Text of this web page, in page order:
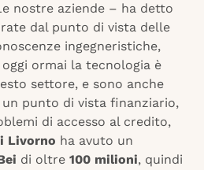
nostre aziende – ha detto
dal punto di vista delle
ingegneristiche,
ormai la tecnologia è
settore, e sono anche
punto di vista finanziario,
di accesso al credito,
Livorno ha avuto un
di oltre 100 milioni, quindi